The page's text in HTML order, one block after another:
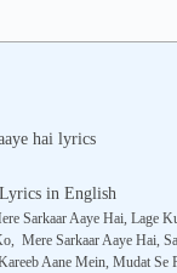
hai lyrics
in English
Sarkaar Aaye Hai, Lage
Mere Sarkaar Aaye Hai,
Aane Mein, Mudat